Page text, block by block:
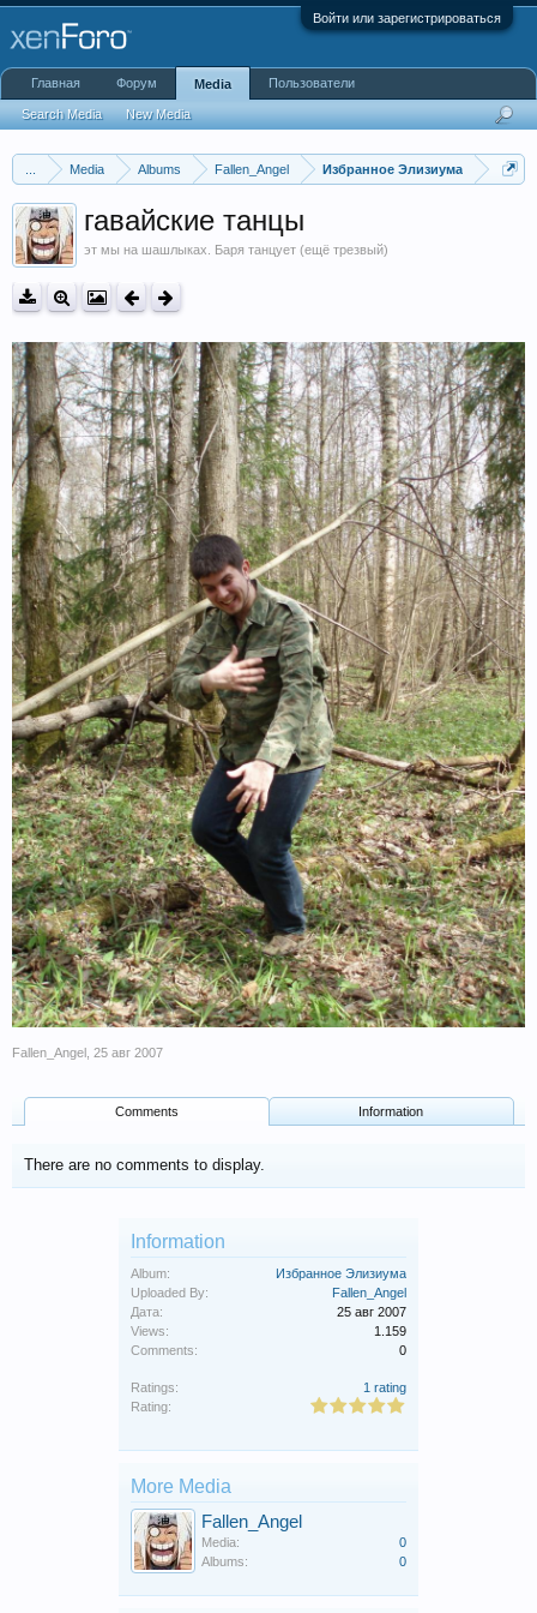
Войти или зарегистрироваться
Media Albums Fallen_Angel Избранное Элизиума
гавайские танцы
эт мы на шашлыках. Баря танцует (ещё трезвый)
Fallen_Angel 25 авг 2007
Comments Information
There are no comments to display.
Information
Album:
Избранное Элизиума
Uploaded By:
Fallen_Angel
Дата:
25 авг 2007
Views:
1.159
Comments:
0
Ratings:
1 rating
Rating:
More Media
Fallen_Angel
Media:
0
Albums:
0
Главная Форум Media
Search Media New Media
Пользователи